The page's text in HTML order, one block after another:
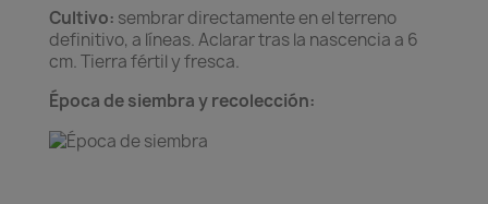
Cultivo: sembrar directamente en el terreno
definitivo, a líneas. Aclarar tras la nascencia a 6
cm. Tierra fértil y fresca.
Época de siembra y recolección: